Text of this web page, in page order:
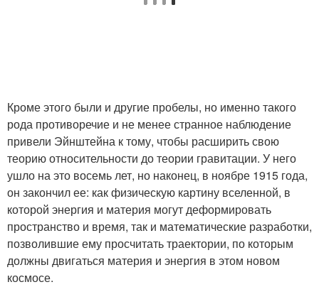
Кроме этого были и другие пробелы, но именно такого
рода противоречие и не менее странное наблюдение
привели Эйнштейна к тому, чтобы расширить свою
теорию относительности до теории гравитации. У него
ушло на это восемь лет, но наконец, в ноябре 1915 года,
он закончил ее: как физическую картину вселенной, в
которой энергия и материя могут деформировать
пространство и время, так и математические разработки,
позволившие ему просчитать траектории, по которым
должны двигаться материя и энергия в этом новом
космосе.